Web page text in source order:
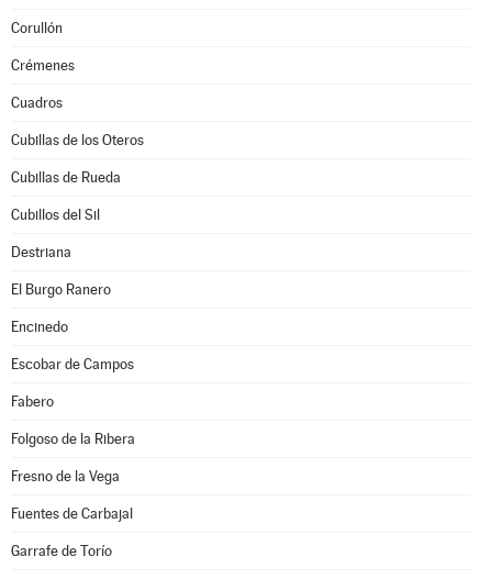
Corullón
Crémenes
Cuadros
Cubillas de los Oteros
Cubillas de Rueda
Cubillos del Sil
Destriana
El Burgo Ranero
Encinedo
Escobar de Campos
Fabero
Folgoso de la Ribera
Fresno de la Vega
Fuentes de Carbajal
Garrafe de Torío